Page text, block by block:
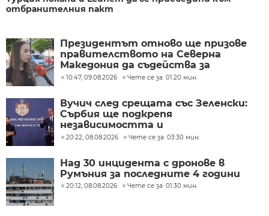
отбранителния пакт
Президентът отново ще призове
правителството на Северна
Македония да съдейства за
лечението на Ива Михайлова
10:47, 09.08.2026 Чете се за: 01:20 мин.
Вучич след срещата със Зеленски:
Сърбия ще подкрепя
независимостта и
териториалната цялост на
20:22, 08.08.2026 Чете се за: 03:30 мин.
Над 30 инцидента с дронове в
Румъния за последните 4 години
20:12, 08.08.2026 Чете се за: 01:30 мин.